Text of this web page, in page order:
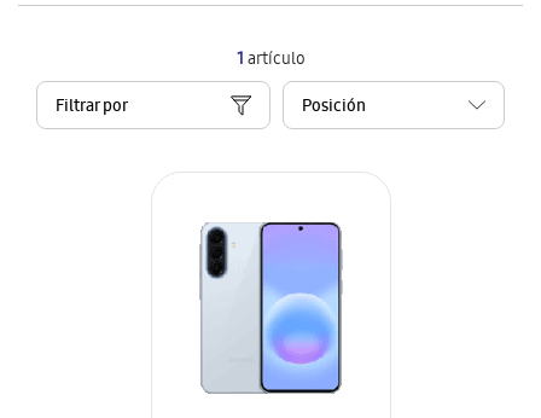
1artículo
Filtrar por